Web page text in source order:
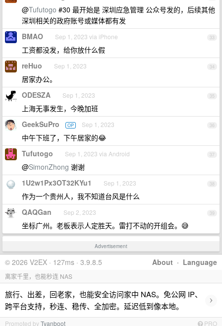
@Tufutogo #30 最开始是 深圳应急管理 公众号发的，后续其他
深圳相关的政府账号或媒体都有发
33
BMAO Sep 1, 2023 via iPhone
工资都没发，给你放什么假
34
reHuo Sep 1, 2023
居家办公。
35
ODESZA Sep 1, 2023
上海无事发生，今晚加班
36
GeekSuPro OP Sep 1, 2023
中午下班了，下午居家的😂
37
Tufutogo Sep 1, 2023 via Android
@SimonZhong 谢谢
38
1U2w1Px3OT32KYu1 Sep 1, 2023
作为一个贵州人，我不知道台风是什么
39
QAQGan Sep 2, 2023
坐标广州。老板表示人定胜天。雷打不动的开组会。😅
Advertisement
About · Language
© 2026 V2EX · 127ms · 3.9.8.5
离家千里，也能秒连 NAS
旅行、出差，回老家，也能安全访问家中 NAS。免公网 IP、
跨平台支持，秒连、稳传、全加密。延迟低到像本地。
›
Promoted byTyanboot PRO